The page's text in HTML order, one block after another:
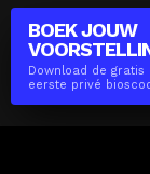
BOEK JOUW
Download de
eerste privé